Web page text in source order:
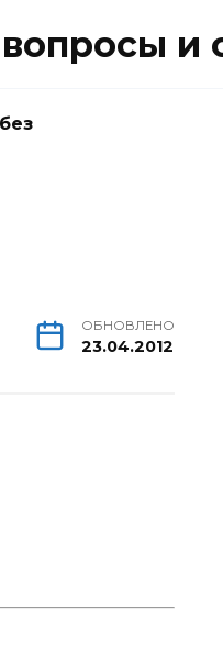
и
ОБНОВЛЕНО
23.04.2012